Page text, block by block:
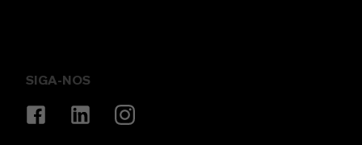
SIGA-NOS